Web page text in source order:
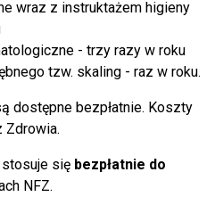
wraz z instruktażem higieny
- trzy razy w roku
tzw. skaling - raz w roku.
dostępne bezpłatnie. Koszty
Zdrowia.
stosuje się bezpłatnie do
NFZ.